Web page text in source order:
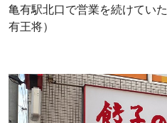
亀有駅北口で営業を続けていた
有王将）